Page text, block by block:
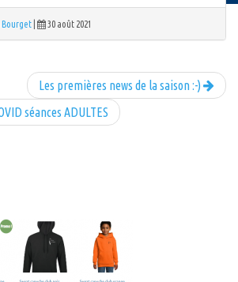
Bourget 30 août 2021
Les premières news de la saison :-)
séances ADULTES